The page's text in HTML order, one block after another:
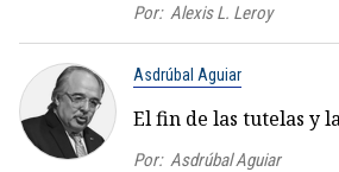
Por: Alexis L. Leroy
Asdrúbal Aguiar
El fin de las tutelas y
Por: Asdrúbal Aguiar